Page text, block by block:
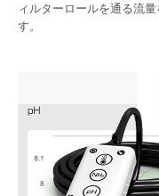
ィルターロールを通る流
す。